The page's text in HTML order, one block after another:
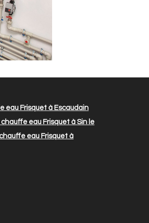
eau Frisquet à Escaudain
eau Frisquet à Sin le
eau Frisquet à